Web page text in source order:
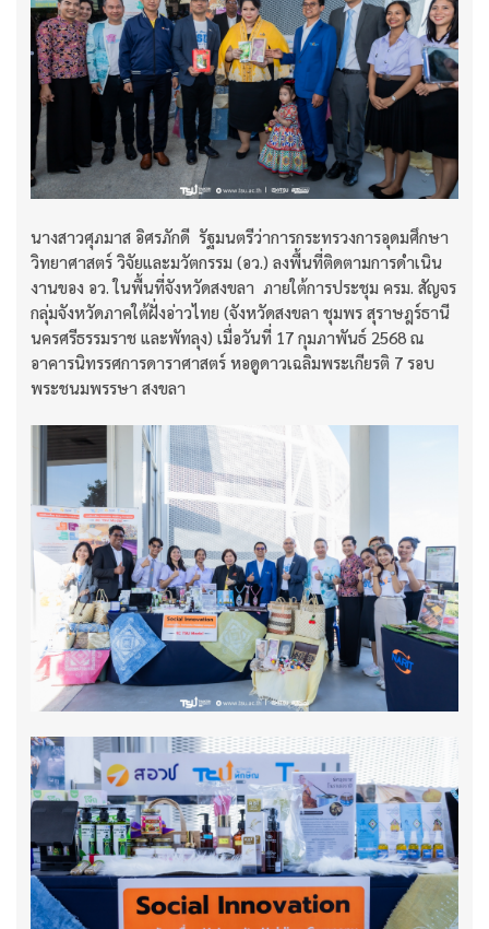
นางสาวศุภมาส อิศรภักดี รัฐมนตรีว่าการกระทรวงการอุดมศึกษา
วิทยาศาสตร์ วิจัยและมวัตกรรม (อว.) ลงพื้นที่ติดตามการดำเนิน
งานของ อว. ในพื้นที่จังหวัดสงขลา ภายใต้การประชุม ครม. สัญจร
กลุ่มจังหวัดภาคใต้ฝั่งอ่าวไทย (จังหวัดสงขลา ชุมพร สุราษฎร์ธานี
นครศรีธรรมราช และพัทลุง) เมื่อวันที่ 17 กุมภาพันธ์ 2568 ณ
อาคารนิทรรศการดาราศาสตร์ หอดูดาวเฉลิมพระเกียรติ 7 รอบ
พระชนมพรรษา สงขลา